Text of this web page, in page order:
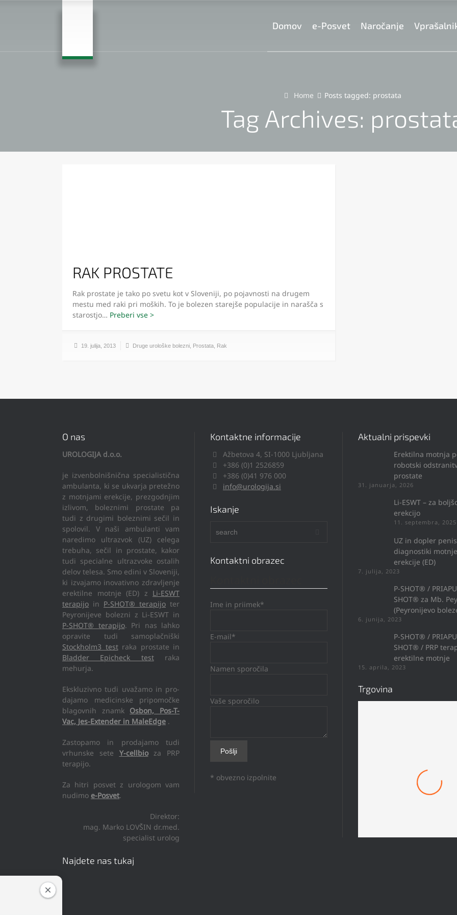
Domov e-Posvet Naročanje
Home Posts tagged: prostata
Tag Archives:
RAK PROSTATE
Rak prostate je tako po svetu kot v Sloveniji, po pojavnosti na drugem
mestu med raki pri moških. To je bolezen starejše populacije in narašča s
starostjo…
19. julija, 2013 Druge urološke bolezni Prostata Rak
O nas
UROLOGIJA d.o.o.
je izvenbolnišnična specialistična
ambulanta, ki se ukvarja pretežno
z motnjami erekcije, prezgodnjim
izlivom, boleznimi prostate pa
tudi z drugimi boleznimi sečil in
spolovil. V naši ambulanti vam
naredimo ultrazvok (UZ) celega
trebuha, sečil in prostate, kakor
tudi specialne ultrazvoke ostalih
delov telesa. Smo edini v Sloveniji,
ki izvajamo inovativno zdravljenje
erektilne motnje (ED) z Li-ESWT
terapijo in P-SHOT® terapijo ter
Peyronijeve bolezni z Li-ESWT in
P-SHOT® terapijo. Pri nas lahko
opravite tudi samoplačniški
Stockholm3 testraka prostate in
Bladder Epicheck testraka
mehurja.
Ekskluzivno tudi uvažamo in pro-
dajamo medicinske pripomočke
blagovnih znamk Osbon, Pos-T-
Vac, Jes-Extender in MaleEdge .
Zastopamo in prodajamo tudi
vrhunske sete Y-cellbioza PRP
terapijo.
Za hitri posvet z urologom vam
nudimo e-Posvet.
Direktor:
mag. Marko LOVŠIN dr.med.
specialist urolog
Najdete nas tukaj
Kontaktne informacije
Ažbetova 4, SI-1000 Ljubljana
+386 (0)1 2526859
+386 (0)41 976 000
info@urologija.si
Iskanje
Kontaktni obrazec
Ime in priimek*
E-mail*
Namen sporočila
Vaše sporočilo
* obvezno izpolnite
Aktualni prispevki
Erektilna motnja
robotski
prostate
31. januarja, 2026
Li-ESWT – za
erekcijo
11. septembra, 2025
UZ in dopler
diagnostiki motnje
erekcije (ED)
7. julija, 2023
P-SHOT® /
SHOT® za Mb.
(Peyronijevo
6. junija, 2023
P-SHOT® /
SHOT® / PRP
erektilne motnje
15. aprila, 2023
Trgovina
Mach 1 Obroček #8